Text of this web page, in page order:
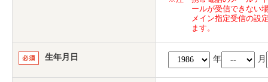
ールが受信できない
メイン指定受信の設
ます。
生年月日 年 月